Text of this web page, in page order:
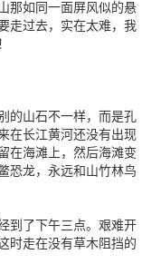
那如同一面屏风似的悬
走过去，实在太难，我
的山石不一样，而是孔
在长江黄河还没有出现
在海滩上，然后海滩变
恐龙，永远和山竹林鸟
到了下午三点。艰难开
时走在没有草木阻挡的